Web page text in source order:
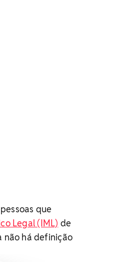
que
Legal (IML) de
não há definição